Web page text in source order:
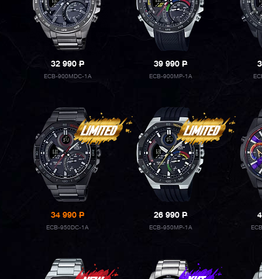
32 990P
ECB-900MDC-1A
39 990P
ECB-900MP-1A
34 990P
ECB-950DC-1A
26 990P
ECB-950MP-1A